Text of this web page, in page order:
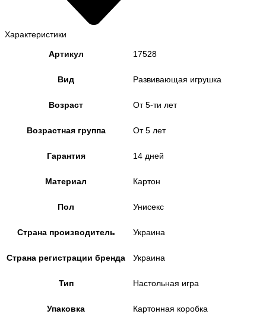
Характеристики
Артикул 17528
Вид Развивающая игрушка
Возраст От 5-ти лет
Возрастная группа От 5 лет
Гарантия 14 дней
Материал Картон
Пол Унисекс
Страна производитель Украина
Страна регистрации бренда Украина
Тип Настольная игра
Упаковка Картонная коробка